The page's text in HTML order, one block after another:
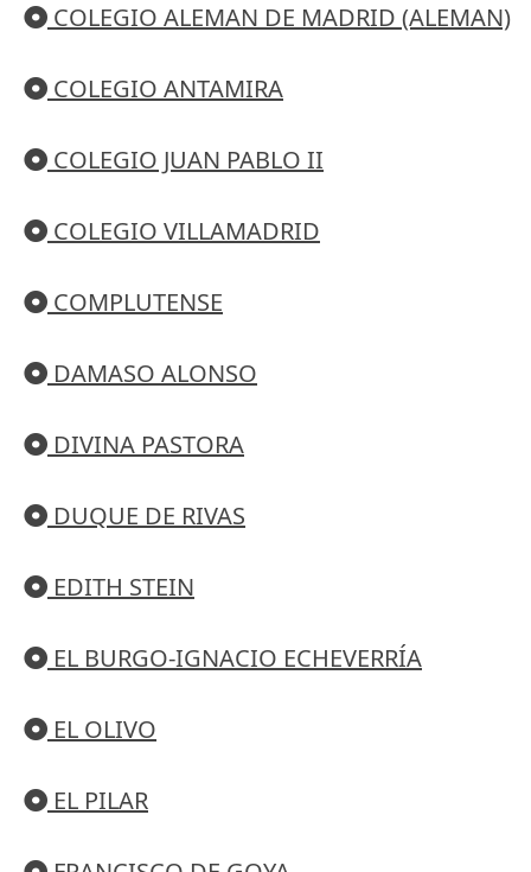
COLEGIO ALEMAN DE MADRID (ALEMAN)
COLEGIO ANTAMIRA
COLEGIO JUAN PABLO II
COLEGIO VILLAMADRID
COMPLUTENSE
DAMASO ALONSO
DIVINA PASTORA
DUQUE DE RIVAS
EDITH STEIN
EL BURGO-IGNACIO ECHEVERRÍA
EL OLIVO
EL PILAR